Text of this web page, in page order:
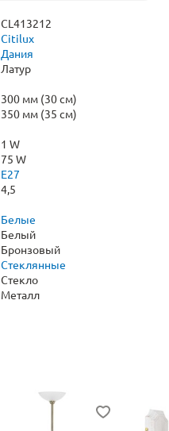
CL413212
Citilux
Дания
Латур
300 мм (30 см)
350 мм (35 см)
1 W
75 W
E27
4,5
Белые
Белый
Бронзовый
Стеклянные
Стекло
Металл